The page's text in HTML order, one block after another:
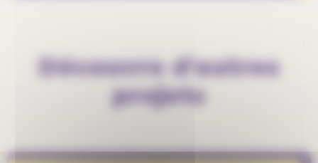
Découvre d'autres
projets